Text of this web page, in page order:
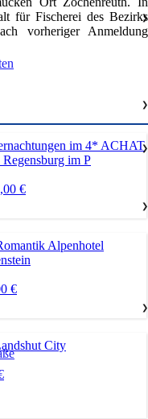
für Fischerei des Bezirks
vorheriger Anmeldung
im 4* ACHAT
im P
€
Alpenhotel
€
City
❯
❯
❯
❯
❯